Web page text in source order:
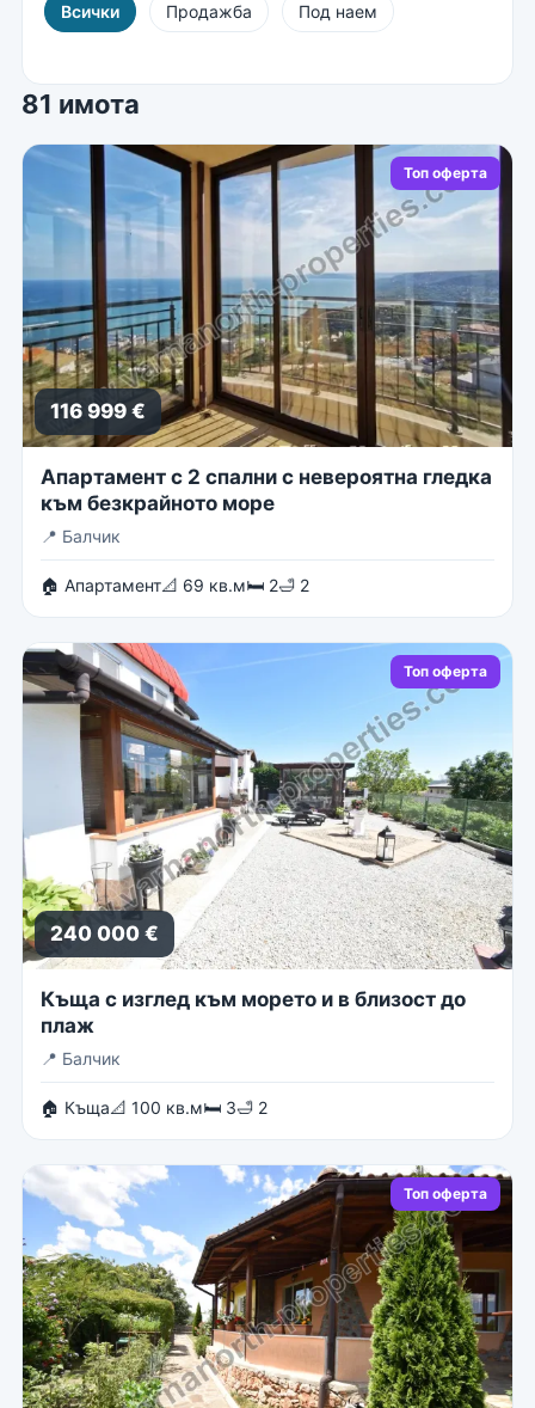
Всички Продажба Под наем
81 имота
Топ оферта
116 999 €
Апартамент с 2 спални с невероятна гледка
към безкрайното море
📍 Балчик
🏠 Апартамент📐 69 кв.м🛏 2🛁 2
Топ оферта
240 000 €
Къща с изглед към морето и в близост до
плаж
📍 Балчик
🏠 Къща📐 100 кв.м🛏 3🛁 2
Топ оферта